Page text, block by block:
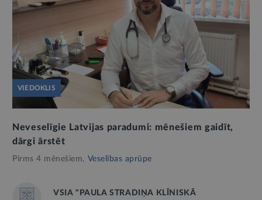
VIEDOKLIS
Neveselīgie Latvijas paradumi: mēnešiem gaidīt,
dārgi ārstēt
Pirms 4 mēnešiem, Veselības aprūpe
VSIA "PAULA STRADIŅA KLĪNISKĀ